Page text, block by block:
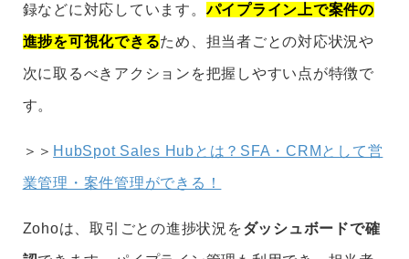
録などに対応しています。パイプライン上で案件の
進捗を可視化できるため、担当者ごとの対応状況や
次に取るべきアクションを把握しやすい点が特徴で
す。
＞＞ HubSpot Sales Hubとは？SFA・CRMとして営
業管理・案件管理ができる！
Zohoは、取引ごとの進捗状況をダッシュボードで確